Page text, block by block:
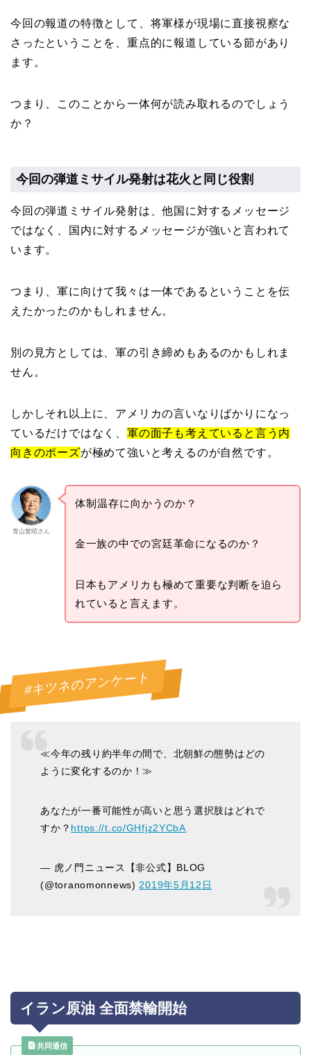
今回の報道の特徴として、将軍様が現場に直接視察な
さったということを、重点的に報道している節があり
ます。
つまり、このことから一体何が読み取れるのでしょう
か？
今回の弾道ミサイル発射は花火と同じ役割
今回の弾道ミサイル発射は、他国に対するメッセージ
ではなく、国内に対するメッセージが強いと言われて
います。
つまり、軍に向けて我々は一体であるということを伝
えたかったのかもしれません。
別の見方としては、軍の引き締めもあるのかもしれま
せん。
しかしそれ以上に、アメリカの言いなりばかりになっ
ているだけではなく、 軍の面子も考えていると言う内
向きのポーズが極めて強いと考えるのが自然です。
青山繁晴さん
体制温存に向かうのか？
金一族の中での宮廷革命になるのか？
日本もアメリカも極めて重要な判断を迫ら
れていると言えます。
#キツネのアンケート
≪今年の残り約半年の間で、北朝鮮の態勢はどの
ように変化するのか！≫
あなたが一番可能性が高いと思う選択肢はどれで
すか？ https://t.co/GHfjz2YCbA
— 虎ノ門ニュース【非公式】BLOG
(@toranomonnews)2019年5月12日
イラン原油 全面禁輸開始
共同通信